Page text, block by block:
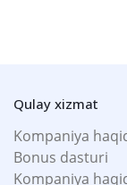
Qulay xizmat
Kompaniya
Bonus dasturi
Kompaniya